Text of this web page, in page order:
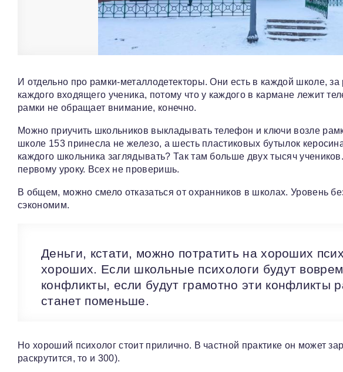
И отдельно про рамки-металлодетекторы. Они есть в каждой школе,
каждого входящего ученика, потому что у каждого в кармане лежит
рамки не обращает внимание, конечно.
Можно приучить школьников выкладывать телефон и ключи возле
школе 153 принесла не железо, а шесть пластиковых бутылок
каждого школьника заглядывать? Так там больше двух тысяч
первому уроку. Всех не проверишь.
В общем, можно смело отказаться от охранников в школах. Уровень
сэкономим.
Деньги, кстати, можно потратить на хороших
хороших. Если школьные психологи будут
конфликты, если будут грамотно эти конфликты
станет поменьше.
Но хороший психолог стоит прилично. В частной практике он может
раскрутится, то и 300).